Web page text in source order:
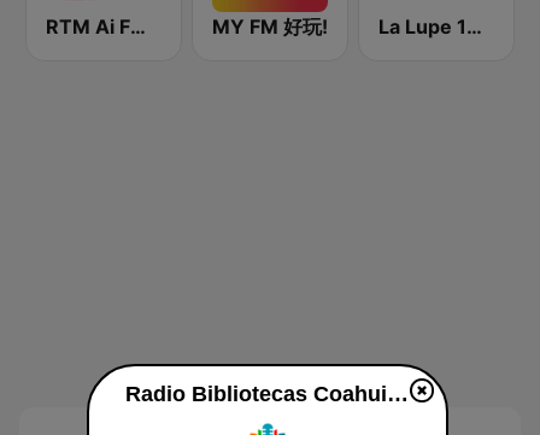
RTM Ai FM 89.3 MY FM 好玩! La Lupe 105.7 FM | Saltillo
Radio Bibliotecas Coahuila en vivo